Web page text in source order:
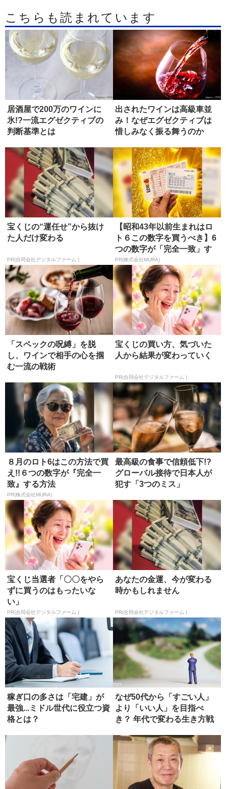
こちらも読まれています
居酒屋で200万のワインに
氷!?一流エグゼクティブの
判断基準とは
出されたワインは高級車並
み！なぜエグゼクティブは
惜しみなく振る舞うのか
宝くじの“運任せ”から抜け
た人だけ変わる
PR(合同会社デジタルファーム )
【昭和43年以前生まれはロ
ト６この数字を買うべき】6
つの数字が「完全一致」す
る方...
PR(株式会社MURA)
「スペックの呪縛」を脱
し、ワインで相手の心を掴
む一流の戦術
宝くじの買い方、気づいた
人から結果が変わっていく
PR(合同会社デジタルファーム )
８月のロト6はこの方法で買
え!!６つの数字が『完全一
致』する方法
PR(株式会社MURA)
最高級の食事で信頼低下!?
グローバル接待で日本人が
犯す「3つのミス」
宝くじ当選者「〇〇をやら
ずに買うのはもったいな
い」
PR(合同会社デジタルファーム )
あなたの金運、今が変わる
時かもしれません
PR(合同会社デジタルファーム )
稼ぎ口の多さは「宅建」が
最強...ミドル世代に役立つ資
格とは？
なぜ50代から「すごい人」
より「いい人」を目指べ
き？ 年代で変わる生き方戦